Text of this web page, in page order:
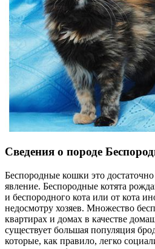
Сведения о породе
Беспородные кошки это
явление. Беспородные котята
и беспородного кота или от кота
недосмотру хозяев. Множество
квартирах и домах в качестве
существует большая популяция
которые, как правило, легко